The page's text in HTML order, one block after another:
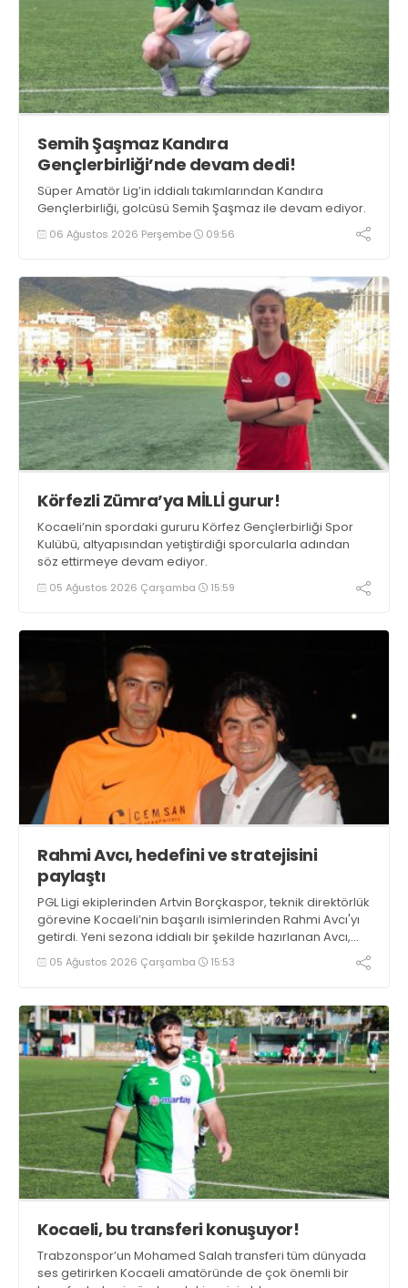
Semih Şaşmaz Kandıra
Gençlerbirliği’nde devam dedi!
Süper Amatör Lig’in iddialı takımlarından Kandıra
Gençlerbirliği, golcüsü Semih Şaşmaz ile devam ediyor.
06 Ağustos 2026 Perşembe 09:56
Körfezli Zümra’ya MİLLİ gurur!
Kocaeli’nin spordaki gururu Körfez Gençlerbirliği Spor
Kulübü, altyapısından yetiştirdiği sporcularla adından
söz ettirmeye devam ediyor.
05 Ağustos 2026 Çarşamba 15:59
Rahmi Avcı, hedefini ve stratejisini
paylaştı
PGL Ligi ekiplerinden Artvin Borçkaspor, teknik direktörlük
görevine Kocaeli’nin başarılı isimlerinden Rahmi Avcı'yı
getirdi. Yeni sezona iddialı bir şekilde hazırlanan Avcı,
duygularını aktardı.
05 Ağustos 2026 Çarşamba 15:53
Kocaeli, bu transferi konuşuyor!
Trabzonspor’un Mohamed Salah transferi tüm dünyada
ses getirirken Kocaeli amatöründe de çok önemli bir